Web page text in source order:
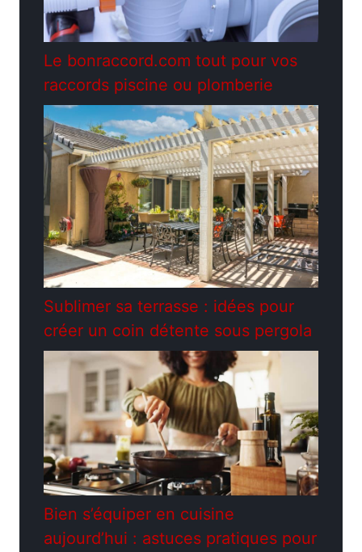
Le bonraccord.com tout pour vos
raccords piscine ou plomberie
Sublimer sa terrasse : idées pour
créer un coin détente sous pergola
Bien s’équiper en cuisine
aujourd’hui : astuces pratiques pour